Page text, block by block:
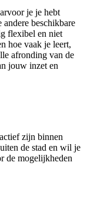
je je hebt
beschikbare
flexibel en niet
hoe vaak je leert,
afronding van de
jouw inzet en
zijn binnen
de stad en wil je
de mogelijkheden